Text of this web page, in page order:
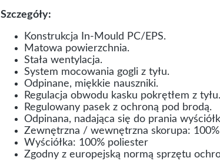
Szczegóły:
Konstrukcja In-Mould PC/EPS.
Matowa powierzchnia.
Stała wentylacja.
System mocowania gogli z tyłu.
Odpinane, miękkie nauszniki.
Regulacja obwodu kasku pokrętłem z tyłu.
Regulowany pasek z ochroną pod brodą.
Odpinana, nadająca się do prania
Zewnętrzna / wewnętrzna skorupa:
Wyściółka: 100% poliester
Zgodny z europejską normą sprzętu